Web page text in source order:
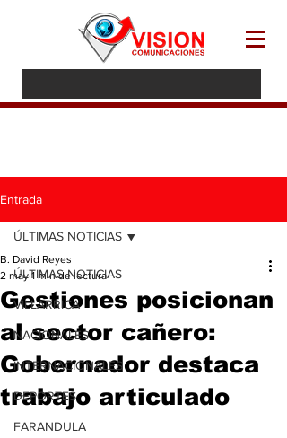
Entrada
ÚLTIMAS NOTICIAS
VILLARRICA
NACIONALES
INTERNACIONALES
DEPORTES
FARANDULA
ÚLTIMAS NOTICIAS
Gestiones posicionan
al sector cañero:
Gobernador destaca
trabajo articulado
B. David Reyes
2 may 1 min de lectura